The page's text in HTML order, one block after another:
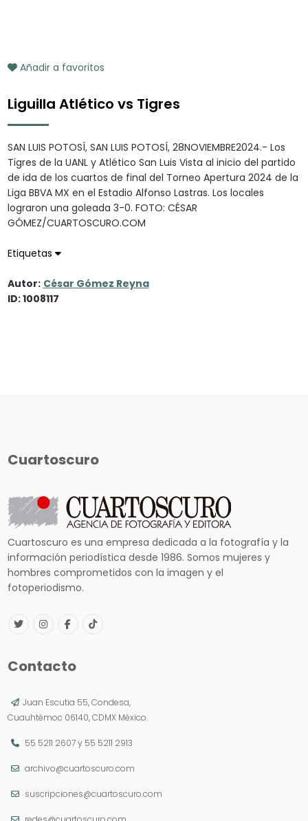
Añadir a favoritos
Liguilla Atlético vs Tigres
SAN LUIS POTOSÍ, SAN LUIS POTOSÍ, 28NOVIEMBRE2024.- Los
Tigres de la UANL y Atlético San Luis Vista al inicio del partido
de ida de los cuartos de final del Torneo Apertura 2024 de la
Liga BBVA MX en el Estadio Alfonso Lastras. Los locales
lograron una goleada 3-0. FOTO: CÉSAR
GÓMEZ/CUARTOSCURO.COM
Etiquetas
Autor: César Gómez Reyna
ID: 1008117
Cuartoscuro
Cuartoscuro es una empresa dedicada a la fotografía y la
información periodística desde 1986. Somos mujeres y
hombres comprometidos con la imagen y el
fotoperiodismo.
Contacto
Juan Escutia 55, Condesa,
Cuauhtémoc 06140, CDMX México.
55 5211 2607y 55 5211 2913
archivo@cuartoscuro.com
suscripciones@cuartoscuro.com